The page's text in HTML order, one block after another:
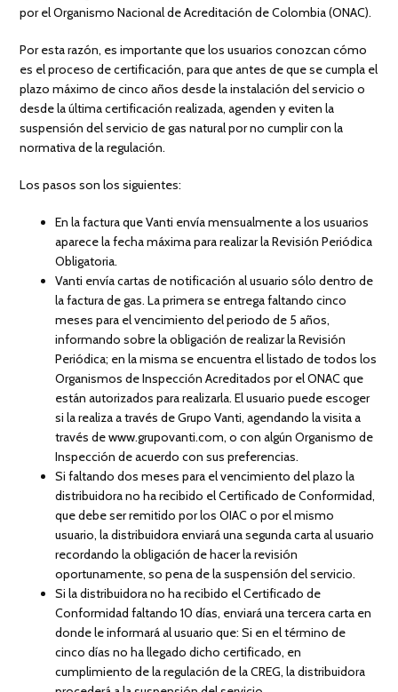
por el Organismo Nacional de Acreditación de Colombia (ONAC).
Por esta razón, es importante que los usuarios conozcan cómo
es el proceso de certificación, para que antes de que se cumpla el
plazo máximo de cinco años desde la instalación del servicio o
desde la última certificación realizada, agenden y eviten la
suspensión del servicio de gas natural por no cumplir con la
normativa de la regulación.
Los pasos son los siguientes:
En la factura que Vanti envía mensualmente a los usuarios
aparece la fecha máxima para realizar la Revisión Periódica
Obligatoria.
Vanti envía cartas de notificación al usuario sólo dentro de
la factura de gas. La primera se entrega faltando cinco
meses para el vencimiento del periodo de 5 años,
informando sobre la obligación de realizar la Revisión
Periódica; en la misma se encuentra el listado de todos los
Organismos de Inspección Acreditados por el ONAC que
están autorizados para realizarla. El usuario puede escoger
si la realiza a través de Grupo Vanti, agendando la visita a
través de www.grupovanti.com, o con algún Organismo de
Inspección de acuerdo con sus preferencias.
Si faltando dos meses para el vencimiento del plazo la
distribuidora no ha recibido el Certificado de Conformidad,
que debe ser remitido por los OIAC o por el mismo
usuario, la distribuidora enviará una segunda carta al usuario
recordando la obligación de hacer la revisión
oportunamente, so pena de la suspensión del servicio.
Si la distribuidora no ha recibido el Certificado de
Conformidad faltando 10 días, enviará una tercera carta en
donde le informará al usuario que: Si en el término de
cinco días no ha llegado dicho certificado, en
cumplimiento de la regulación de la CREG, la distribuidora